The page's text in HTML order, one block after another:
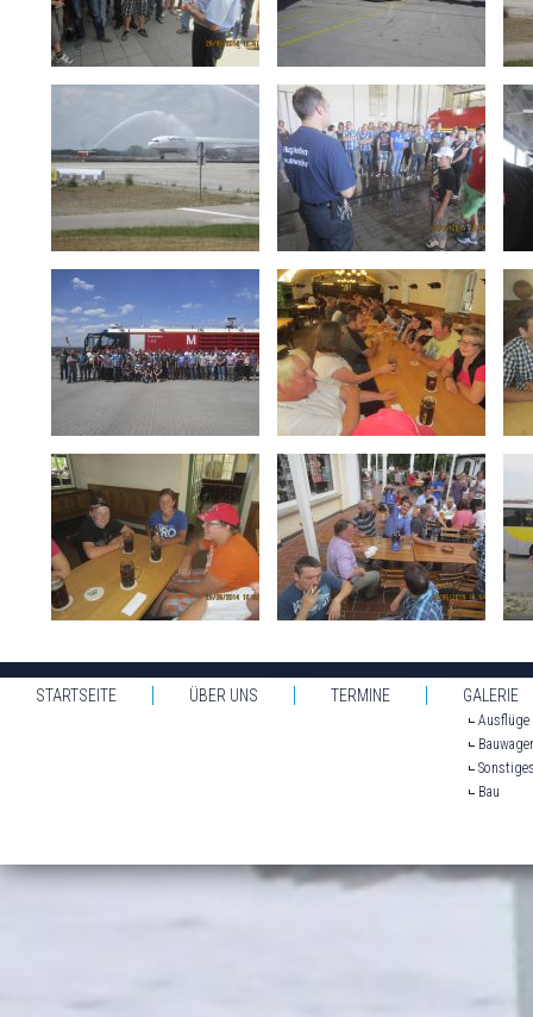
STARTSEITE ÜBER UNS TERMINE GALERIE
Ausflüge
Bau